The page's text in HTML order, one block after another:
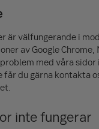
är välfungerande i
av Google
med våra sidor
du gärna kontakta
inte fungerar